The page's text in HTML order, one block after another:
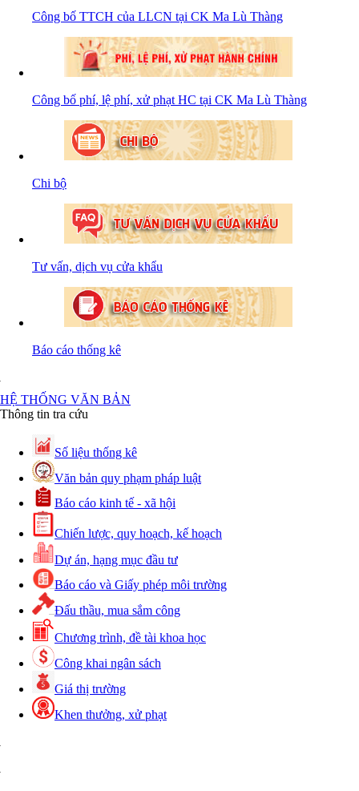
Công bố TTCH của LLCN tại CK Ma Lù Thàng
Công bố phí, lệ phí, xử phạt HC tại CK Ma Lù Thàng
Chi bộ
Tư vấn, dịch vụ cửa khẩu
Báo cáo thống kê
HỆ THỐNG VĂN BẢN
Thông tin tra cứu
Số liệu thống kê
Văn bản quy phạm pháp luật
Báo cáo kinh tế - xã hội
Chiến lược, quy hoạch, kế hoạch
Dự án, hạng mục đầu tư
Báo cáo và Giấy phép môi trường
Đấu thầu, mua sắm công
Chương trình, đề tài khoa học
Công khai ngân sách
Giá thị trường
Khen thưởng, xử phạt